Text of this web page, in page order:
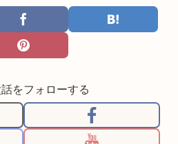
をフォローする